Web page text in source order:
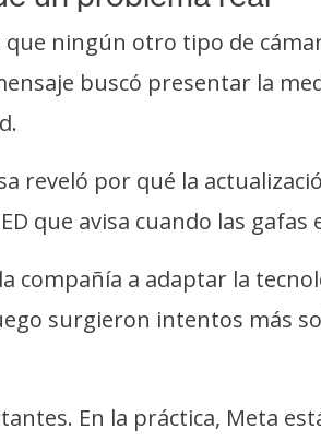
que ningún otro tipo de
buscó presentar la
reveló por qué la
que avisa cuando las
compañía a adaptar la
surgieron intentos más
En la práctica, Meta